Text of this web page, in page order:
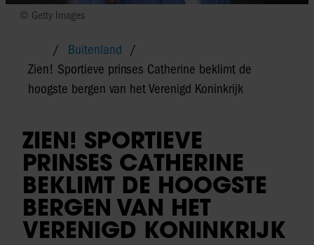
© Getty Images
Buitenland
Zien! Sportieve prinses Catherine beklimt de
hoogste bergen van het Verenigd Koninkrijk
ZIEN! SPORTIEVE
PRINSES CATHERINE
BEKLIMT DE HOOGSTE
BERGEN VAN HET
VERENIGD KONINKRIJK